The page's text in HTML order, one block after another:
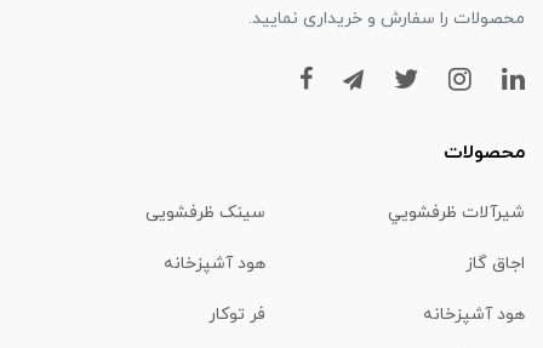
محصولات را سفارش و خریداری نمایید.
محصولات
شیرآلات ظرفشويي سینک ظرفشویی
اجاق گاز هود آشپزخانه
هود آشپزخانه فر توکار